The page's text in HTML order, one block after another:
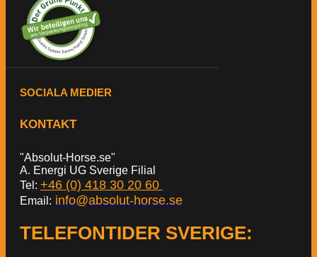
SOCIALA MEDIER
KONTAKT
"Absolut-Horse.se"
A. Energi UG Sverige Filial
Tel: +46 (0) 418 30 20 60
Email: info@absolut-horse.se
TELEFONTIDER SVERIGE: